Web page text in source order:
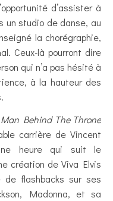
d’assister à
un studio de danse, au
la chorégraphie,
Ceux-là pourront dire
qui n’a pas hésité à
à la hauteur des
Behind The Throne
carrière de Vincent
heure qui suit le
création de Viva Elvis
de flashbacks sur ses
Madonna, et sa